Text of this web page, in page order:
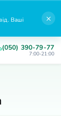
Ваші
×
(050) 390-79-77
7:00-21:00